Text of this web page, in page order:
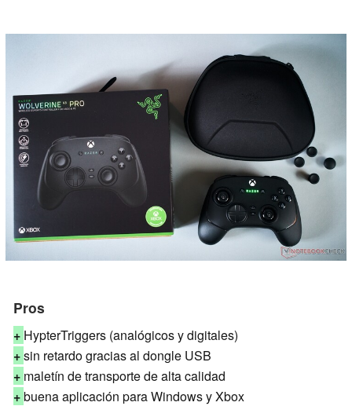
Pros
+ HypterTriggers (analógicos y digitales)
+sin retardo gracias al dongle USB
+ maletín de transporte de alta calidad
+buena aplicación para Windows y Xbox